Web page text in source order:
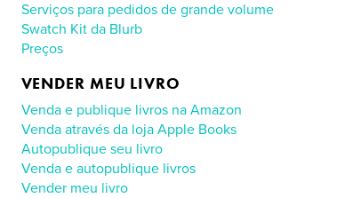
Serviços para pedidos de grande volume
Swatch Kit da Blurb
Preços
VENDER MEU LIVRO
Venda e publique livros na Amazon
Venda através da loja Apple Books
Autopublique seu livro
Venda e autopublique livros
Vender meu livro